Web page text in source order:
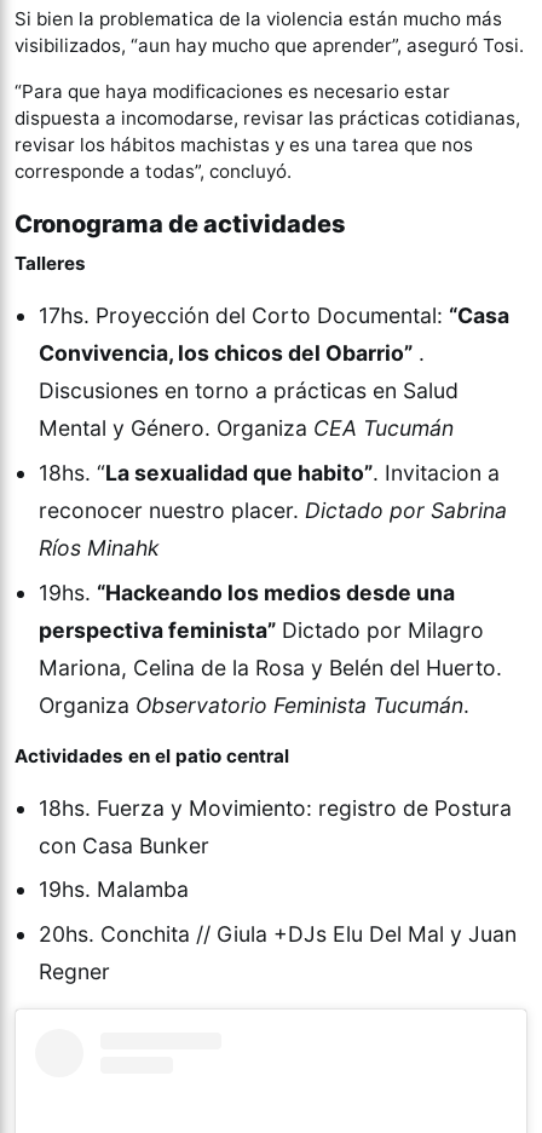
Si bien la problematica de la violencia están mucho más
visibilizados, “aun hay mucho que aprender”, aseguró Tosi.
“Para que haya modificaciones es necesario estar
dispuesta a incomodarse, revisar las prácticas cotidianas,
revisar los hábitos machistas y es una tarea que nos
corresponde a todas”, concluyó.
Cronograma de actividades
Talleres
17hs. Proyección del Corto Documental: “Casa
Convivencia, los chicos del Obarrio” .
Discusiones en torno a prácticas en Salud
Mental y Género. Organiza CEA Tucumán
18hs. “La sexualidad que habito”. Invitacion a
reconocer nuestro placer. Dictado por Sabrina
Ríos Minahk
19hs. “Hackeando los medios desde una
perspectiva feminista” Dictado por Milagro
Mariona, Celina de la Rosa y Belén del Huerto.
Organiza Observatorio Feminista Tucumán.
Actividades en el patio central
18hs. Fuerza y Movimiento: registro de Postura
con Casa Bunker
19hs. Malamba
20hs. Conchita // Giula +DJs Elu Del Mal y Juan
Regner